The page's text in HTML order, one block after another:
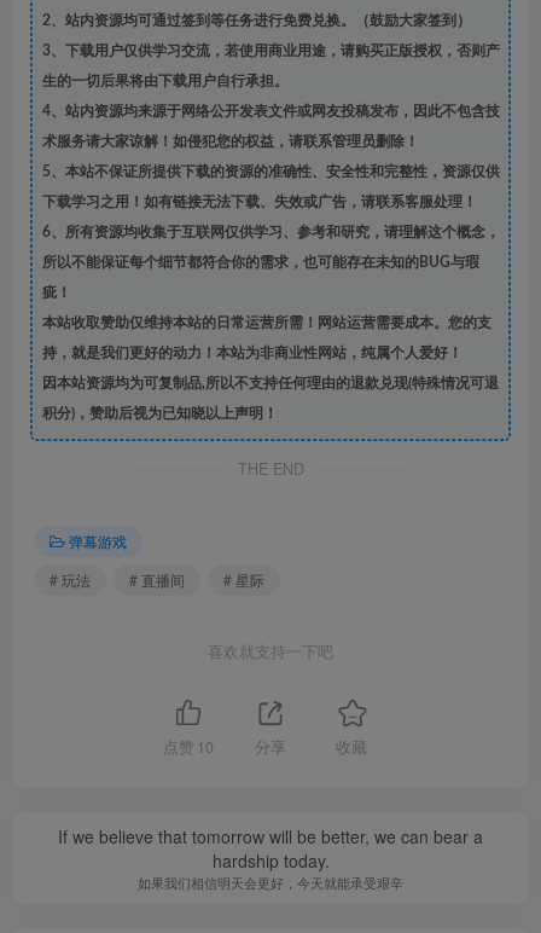
2、站内资源均可通过签到等任务进行免费兑换。（鼓励大家签到）
3、下载用户仅供学习交流，若使用商业用途，请购买正版授权，否则产
生的一切后果将由下载用户自行承担。
4、站内资源均来源于网络公开发表文件或网友投稿发布，因此不包含技
术服务请大家谅解！如侵犯您的权益，请联系管理员删除！
5、本站不保证所提供下载的资源的准确性、安全性和完整性，资源仅供
下载学习之用！如有链接无法下载、失效或广告，请联系客服处理！
6、所有资源均收集于互联网仅供学习、参考和研究，请理解这个概念，
所以不能保证每个细节都符合你的需求，也可能存在未知的BUG与瑕
疵！
本站收取赞助仅维持本站的日常运营所需！网站运营需要成本。您的支
持，就是我们更好的动力！本站为非商业性网站，纯属个人爱好！
因本站资源均为可复制品,所以不支持任何理由的退款兑现(特殊情况可退
积分)，赞助后视为已知晓以上声明！
THE END
弹幕游戏
# 玩法
# 直播间 # 星际
喜欢就支持一下吧
点赞 10 分享 收藏
If we believe that tomorrow will be better, we can bear a
hardship today.
如果我们相信明天会更好，今天就能承受艰辛